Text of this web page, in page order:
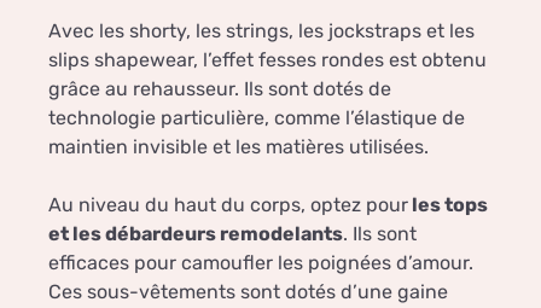
Avec les shorty, les strings, les jockstraps et les
slips shapewear, l’effet fesses rondes est obtenu
grâce au rehausseur. Ils sont dotés de
technologie particulière, comme l’élastique de
maintien invisible et les matières utilisées.
Au niveau du haut du corps, optez pour les tops
et les débardeurs remodelants. Ils sont
efficaces pour camoufler les poignées d’amour.
Ces sous-vêtements sont dotés d’une gaine